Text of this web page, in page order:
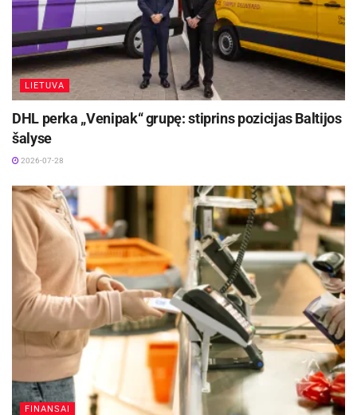
Aktualios naujienos
Jonavos ligoninėje gimė 300-asis šių metų
2026-08-04
Kauno rajone 700-asis šių metų kūdikis – Jonė iš
Šiemet bus valoma daugiau kaip 160 km gatvių ir
270 tūkst. kv. m šaligatvių, autobusų stotelių,
dviračių takų, perėjų ir kt.
Panevėžio miesto savivaldybės inf.
LIETUVA
DHL perka „Venipak“ grupę: stiprins pozicijas Baltijos
šalyse
2026-07-28
FINANSAI